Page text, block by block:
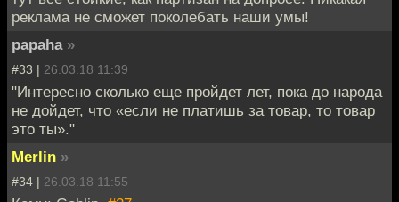
реклама не сможет поколебать наши умы!
papaha »
#33 | 26.03.18 11:39
"Интересно сколько еще пройдет лет, пока до народа
не дойдет, что «если не платишь за товар, то товар
это ты»."
Merlin »
#34 | 26.03.18 11:55